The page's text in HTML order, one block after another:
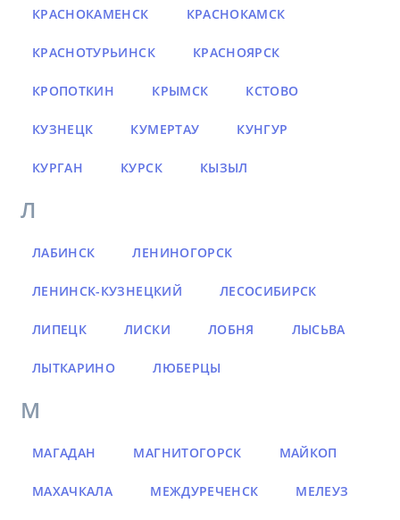
КРАСНОКАМЕНСК КРАСНОКАМСК
КРАСНОТУРЬИНСК КРАСНОЯРСК
КРОПОТКИН КРЫМСК КСТОВО
КУЗНЕЦК КУМЕРТАУ КУНГУР
КУРГАН КУРСК КЫЗЫЛ
Л
ЛАБИНСК ЛЕНИНОГОРСК
ЛЕНИНСК-КУЗНЕЦКИЙ ЛЕСОСИБИРСК
ЛИПЕЦК ЛИСКИ ЛОБНЯ ЛЫСЬВА
ЛЫТКАРИНО ЛЮБЕРЦЫ
М
МАГАДАН МАГНИТОГОРСК МАЙКОП
МАХАЧКАЛА МЕЖДУРЕЧЕНСК МЕЛЕУЗ